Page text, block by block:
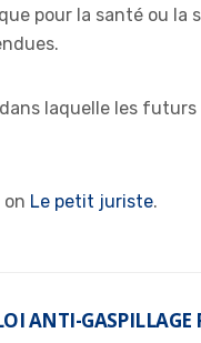
pour la santé ou la
laquelle les
on Le petit juriste.
ANTI-